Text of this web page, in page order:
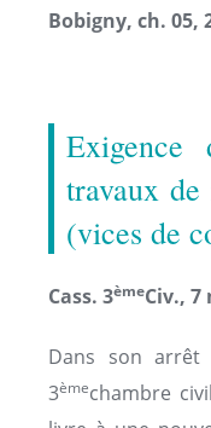
Bobigny, ch. 05,
Exigence
travaux
(vices de
Cass. 3èmeCiv., 7
Dans son
3èmechambre